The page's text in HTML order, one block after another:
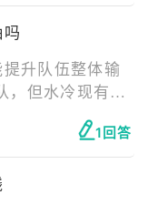
升队伍整体输
，但水冷现有的
是好选择，能
很可观， 已经投
他队那有替代
1回答